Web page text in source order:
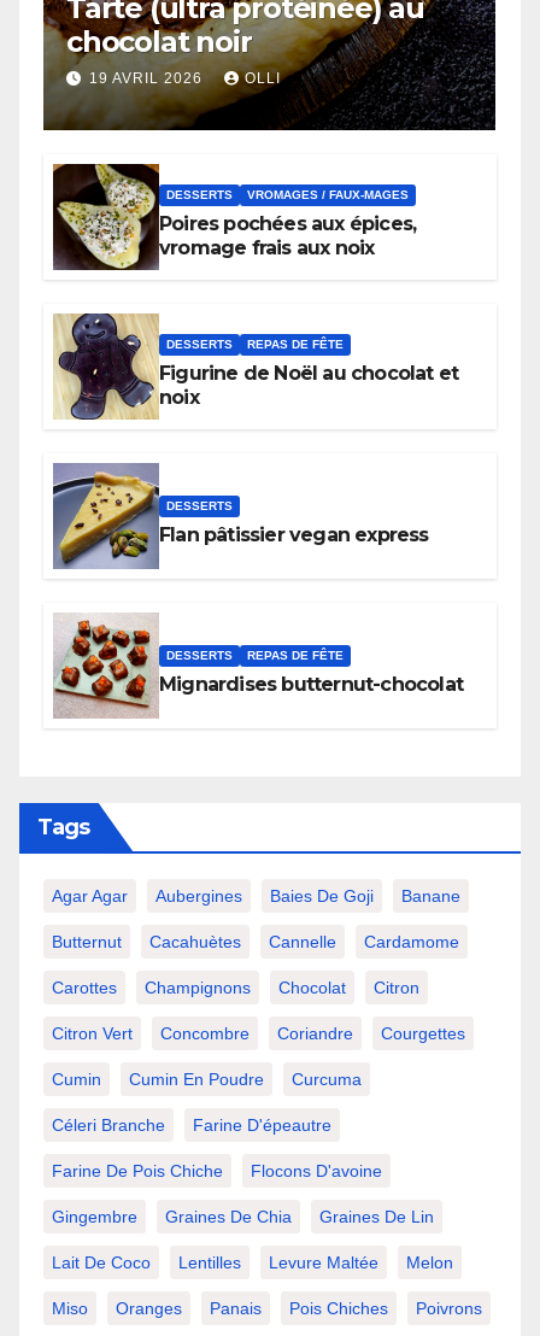
Tarte (ultra protéinée) au
chocolat noir
19 AVRIL 2026 OLLI
DESSERTS VROMAGES / FAUX-MAGES
Poires pochées aux épices,
vromage frais aux noix
DESSERTS REPAS DE FÊTE
Figurine de Noël au chocolat et
noix
DESSERTS
Flan pâtissier vegan express
DESSERTS REPAS DE FÊTE
Mignardises butternut-chocolat
Tags
Agar Agar Aubergines Baies De Goji Banane
Butternut Cacahuètes Cannelle Cardamome
Carottes Champignons Chocolat Citron
Citron Vert Concombre Coriandre Courgettes
Cumin Cumin En Poudre Curcuma
Céleri Branche Farine D'épeautre
Farine De Pois Chiche Flocons D'avoine
Gingembre Graines De Chia Graines De Lin
Lait De Coco Lentilles Levure Maltée Melon
Miso Oranges Panais Pois Chiches Poivrons